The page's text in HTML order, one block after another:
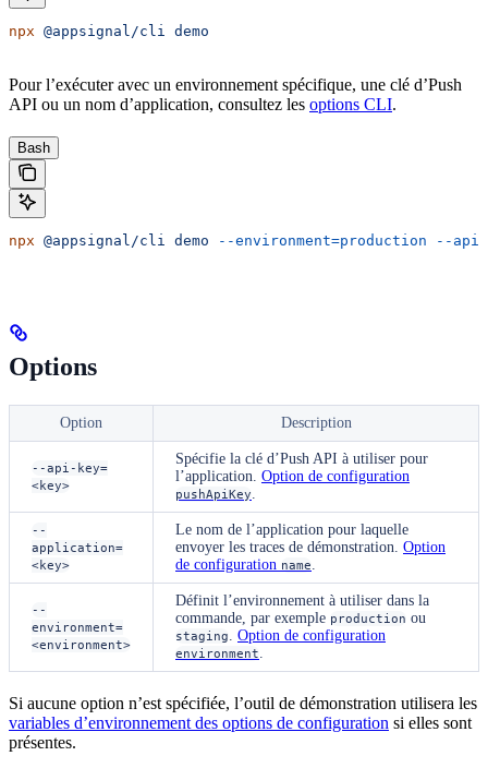
npx @appsignal/cli demo
Pour l’exécuter avec un environnement spécifique, une clé d’Push
API ou un nom d’application, consultez les options CLI.
Bash
npx @appsignal/cli demo --environment=production --api-
Options
Option Description
--api-key=
<key>
Spécifie la clé d’Push API à utiliser pour
l’application. Option de configuration
pushApiKey
--
application=
<key>
Le nom de l’application pour laquelle
envoyer les traces de démonstration. Option
de configuration name
--
environment=
<environment>
Définit l’environnement à utiliser dans la
commande, par exemple production ou
staging Option de configuration
environment
Si aucune option n’est spécifiée, l’outil de démonstration utilisera les
variables d’environnement des options de configuration si elles sont
présentes.